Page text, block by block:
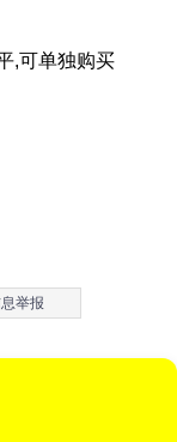
,可单独购买
举报